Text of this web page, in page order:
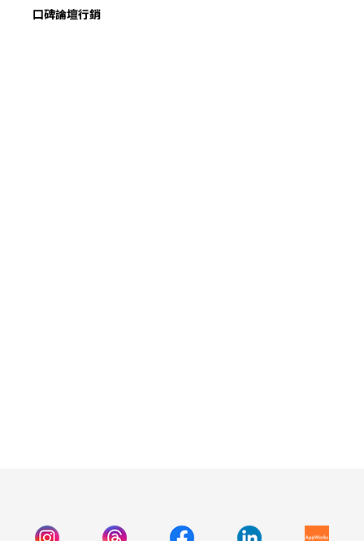
口碑論壇行銷